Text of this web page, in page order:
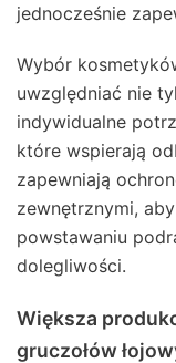
jednocześnie
Wybór
uwzględniać nie
indywidualne
które wspierają
zapewniają
zewnętrznymi,
powstawaniu
dolegliwości.
Większa
gruczołów